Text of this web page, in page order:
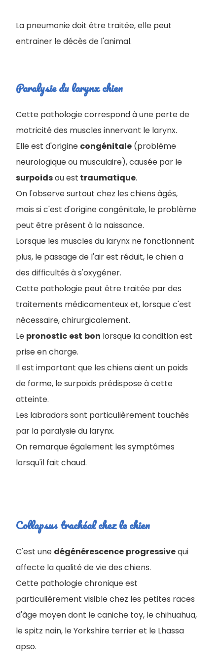
La pneumonie doit être traitée, elle peut
entrainer le décès de l'animal.
Paralysie du larynx chien
Cette pathologie correspond à une perte de
motricité des muscles innervant le larynx.
Elle est d'origine congénitale (problème
neurologique ou musculaire), causée par le
surpoidsou est traumatique.
On l'observe surtout chez les chiens âgés,
mais si c'est d'origine congénitale, le problème
peut être présent à la naissance.
Lorsque les muscles du larynx ne fonctionnent
plus, le passage de l'air est réduit, le chien a
des difficultés à s'oxygéner.
Cette pathologie peut être traitée par des
traitements médicamenteux et, lorsque c'est
nécessaire, chirurgicalement.
Le pronostic est bon lorsque la condition est
prise en charge.
Il est important que les chiens aient un poids
de forme, le surpoids prédispose à cette
atteinte.
Les labradors sont particulièrement touchés
par la paralysie du larynx.
On remarque également les symptômes
lorsqu'il fait chaud.
Collapsus trachéal chez le chien
C'est une dégénérescence progressivequi
affecte la qualité de vie des chiens.
Cette pathologie chronique est
particulièrement visible chez les petites races
d'âge moyen dont le caniche toy, le chihuahua,
le spitz nain, le Yorkshire terrier et le Lhassa
apso.